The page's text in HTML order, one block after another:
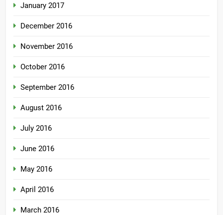
January 2017
December 2016
November 2016
October 2016
September 2016
August 2016
July 2016
June 2016
May 2016
April 2016
March 2016